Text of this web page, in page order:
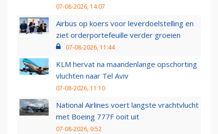
07-08-2026, 14:07
Airbus op koers voor leverdoelstelling en
ziet orderportefeuille verder groeien
07-08-2026, 11:44
KLM hervat na maandenlange opschorting
vluchten naar Tel Aviv
07-08-2026, 11:10
National Airlines voert langste vrachtvlucht
met Boeing 777F ooit uit
07-08-2026, 9:52